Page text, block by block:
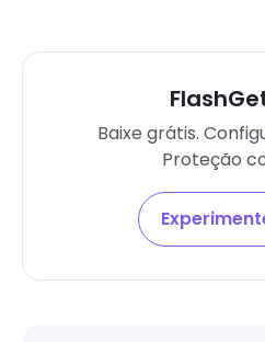
Baixe grátis.
Proteção